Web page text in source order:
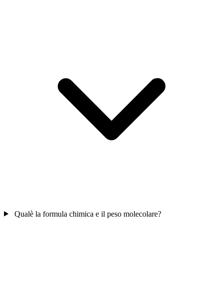
Qualè la formula chimica e il peso molecolare?